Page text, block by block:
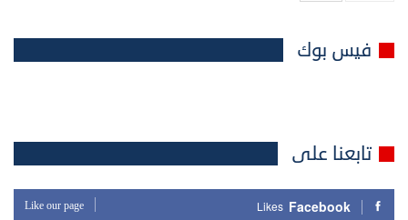
فيس بوك
تابعنا على
Facebook
Likes
Like our page